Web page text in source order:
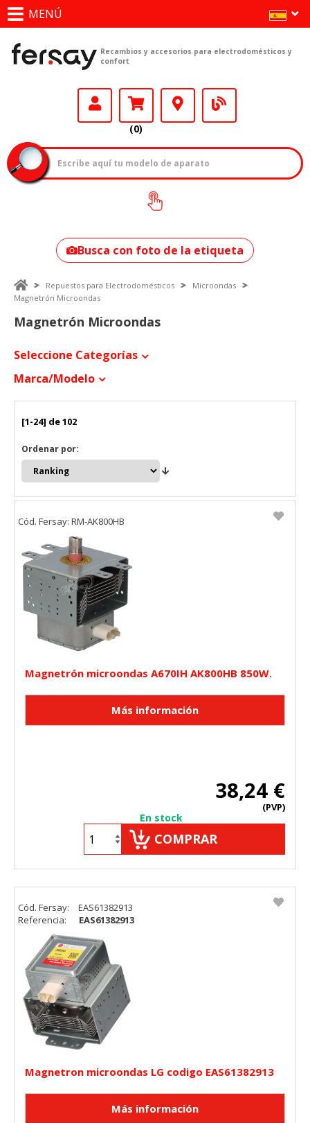
MENÚ
Recambios y accesorios para electrodomésticos y
confort
(0)
¿Cómo encontrar
tu modelo?
Busca con foto de la etiqueta
Repuestos para Electrodomésticos
Microondas
Magnetrón Microondas
Magnetrón Microondas
Seleccione Categorías
Marca/modelo
[1-24] de 102
Ordenar por:
Magnetrón microondas A670IH AK800HB 850W.
38,24 €
(PVP)
En stock
COMPRAR
Cód. Fersay: RM-AK800HB
Magnetron microondas LG codigo EAS61382913
Cód. Fersay:
EAS61382913
Referencia:
EAS61382913